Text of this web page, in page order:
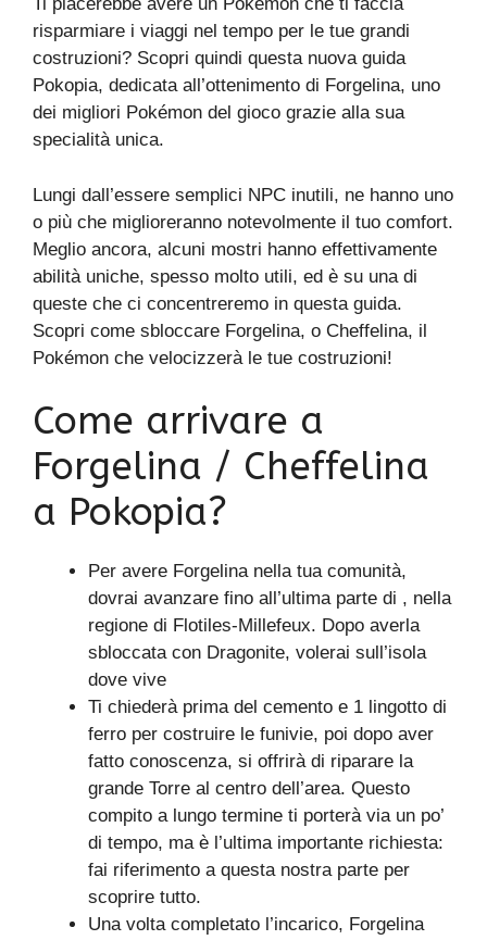
risparmiare i viaggi nel tempo per le tue grandi
costruzioni? Scopri quindi questa nuova guida
Pokopia, dedicata all’ottenimento di Forgelina, uno
dei migliori Pokémon del gioco grazie alla sua
specialità unica.
Lungi dall’essere semplici NPC inutili, ne hanno uno
o più che miglioreranno notevolmente il tuo comfort.
Meglio ancora, alcuni mostri hanno effettivamente
abilità uniche, spesso molto utili, ed è su una di
queste che ci concentreremo in questa guida.
Scopri come sbloccare Forgelina, o Cheffelina, il
Pokémon che velocizzerà le tue costruzioni!
Come arrivare a
Forgelina / Cheffelina
a Pokopia?
Per avere Forgelina nella tua comunità,
dovrai avanzare fino all’ultima parte di , nella
regione di Flotiles-Millefeux. Dopo averla
sbloccata con Dragonite, volerai sull’isola
dove vive
Ti chiederà prima del cemento e 1 lingotto di
ferro per costruire le funivie, poi dopo aver
fatto conoscenza, si offrirà di riparare la
grande Torre al centro dell’area. Questo
compito a lungo termine ti porterà via un po’
di tempo, ma è l’ultima importante richiesta:
fai riferimento a questa nostra parte per
scoprire tutto.
Una volta completato l’incarico, Forgelina